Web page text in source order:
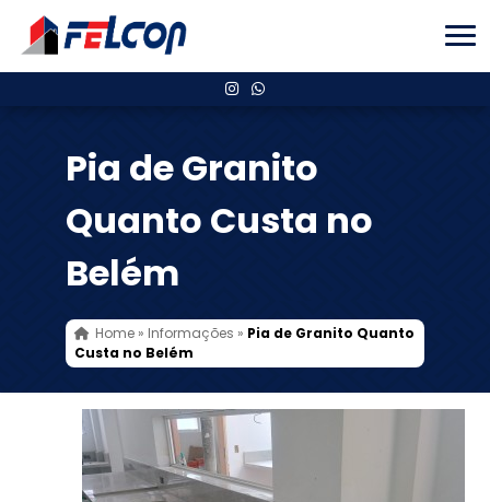
Pia de Granito
Quanto Custa no
Belém
Home» Informações » Pia de Granito Quanto
Custa no Belém